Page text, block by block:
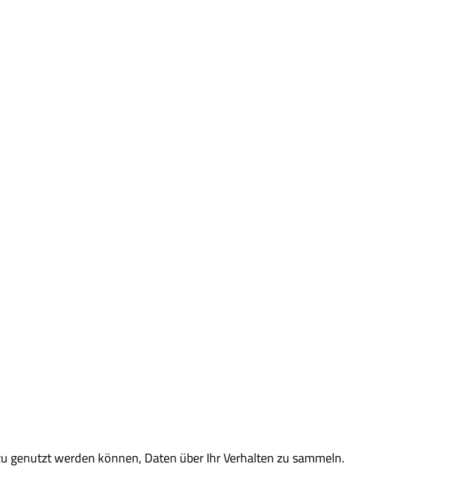
genutzt werden können, Daten über Ihr Verhalten zu sammeln.